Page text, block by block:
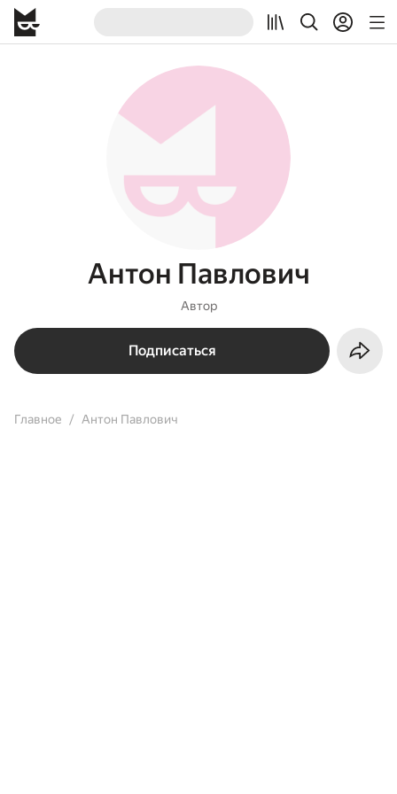
Антон Павлович
Автор
Подписаться
Главное Антон Павлович